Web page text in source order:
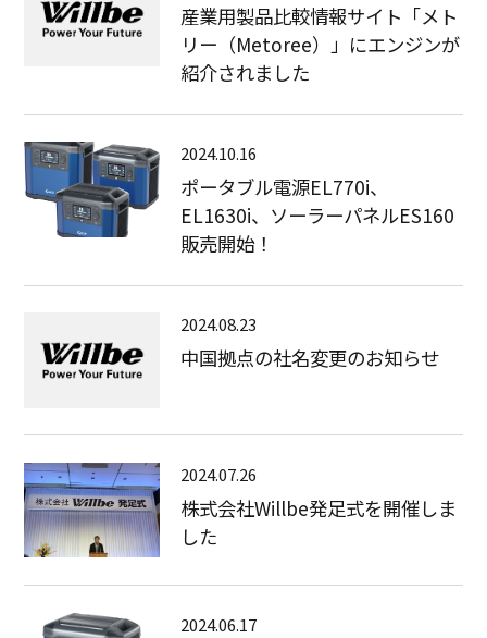
産業用製品比較情報サイト「メト
リー（Metoree）」にエンジンが
紹介されました
2024.10.16
ポータブル電源EL770i、
EL1630i、ソーラーパネルES160
販売開始！
2024.08.23
中国拠点の社名変更のお知らせ
2024.07.26
株式会社Willbe発足式を開催しま
した
2024.06.17